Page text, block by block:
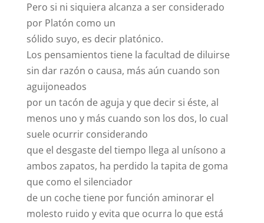
Pero si ni siquiera alcanza a ser considerado
por Platón como un
sólido suyo, es decir platónico.
Los pensamientos tiene la facultad de diluirse
sin dar razón o causa, más aún cuando son
aguijoneados
por un tacón de aguja y que decir si éste, al
menos uno y más cuando son los dos, lo cual
suele ocurrir considerando
que el desgaste del tiempo llega al unísono a
ambos zapatos, ha perdido la tapita de goma
que como el silenciador
de un coche tiene por función aminorar el
molesto ruido y evita que ocurra lo que está